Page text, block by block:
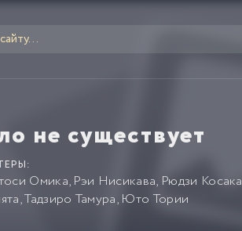
не существует
Омика, Рэи Нисикава, Рюдзи Косака
,Тадзиро Тамура, Юто Тории